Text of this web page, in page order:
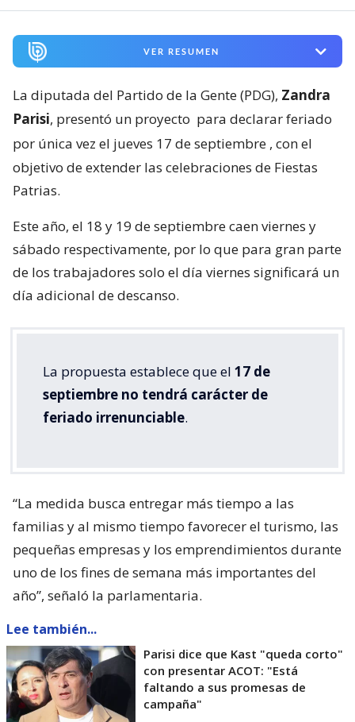
VER RESUMEN
La diputada del Partido de la Gente (PDG), Zandra
Parisi, presentó un proyecto para declarar feriado
por única vez el jueves 17 de septiembre , con el
objetivo de extender las celebraciones de Fiestas
Patrias.
Este año, el 18 y 19 de septiembre caen viernes y
sábado respectivamente, por lo que para gran parte
de los trabajadores solo el día viernes significará un
día adicional de descanso.
La propuesta establece que el 17 de
septiembre no tendrá carácter de
feriado irrenunciable.
“La medida busca entregar más tiempo a las
familias y al mismo tiempo favorecer el turismo, las
pequeñas empresas y los emprendimientos durante
uno de los fines de semana más importantes del
año”, señaló la parlamentaria.
Lee también...
Parisi dice que Kast "queda corto"
con presentar ACOT: "Está
faltando a sus promesas de
campaña"